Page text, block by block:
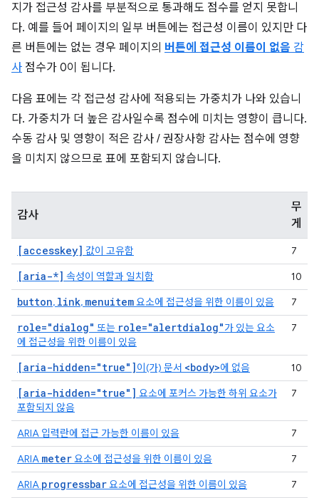
지가 접근성 감사를 부분적으로 통과해도 점수를 얻지 못합니
다. 예를 들어 페이지의 일부 버튼에는 접근성 이름이 있지만 다
른 버튼에는 없는 경우 페이지의 버튼에 접근성 이름이 없음 감
사 점수가 0이 됩니다.
다음 표에는 각 접근성 감사에 적용되는 가중치가 나와 있습니
다. 가중치가 더 높은 감사일수록 점수에 미치는 영향이 큽니다.
수동 감사 및 영향이 적은 감사 / 권장사항 감사는 점수에 영향
을 미치지 않으므로 표에 포함되지 않습니다.
감사
무
게
[accesskey] 값이 고유함 7
[aria-*] 속성이 역할과 일치함 10
button, link, menuitem요소에 접근성을 위한 이름이 있음 7
role="dialog" 또는 role="alertdialog"가 있는 요소
에 접근성을 위한 이름이 있음
7
[aria-hidden="true"]이(가) 문서 <body>에 없음 10
[aria-hidden="true"] 요소에 포커스 가능한 하위 요소가
포함되지 않음
7
ARIA 입력란에 접근 가능한 이름이 있음
7
ARIA meter요소에 접근성을 위한 이름이 있음
7
ARIA progressbar요소에 접근성을 위한 이름이 있음 7